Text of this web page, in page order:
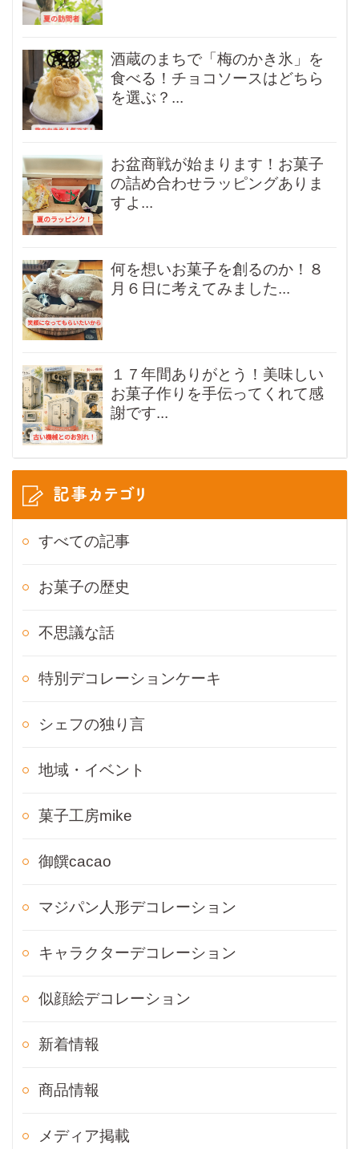
酒蔵のまちで「梅のかき氷」を
食べる！チョコソースはどちら
を選ぶ？...
お盆商戦が始まります！お菓子
の詰め合わせラッピングありま
すよ...
何を想いお菓子を創るのか！８
月６日に考えてみました...
１７年間ありがとう！美味しい
お菓子作りを手伝ってくれて感
謝です...
記事カテゴリ
すべての記事
お菓子の歴史
不思議な話
特別デコレーションケーキ
シェフの独り言
地域・イベント
菓子工房mike
御饌cacao
マジパン人形デコレーション
キャラクターデコレーション
似顔絵デコレーション
新着情報
商品情報
メディア掲載